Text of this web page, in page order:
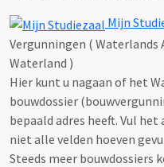
Mijn
Vergunningen ( Waterlands
Waterland )
Hier kunt u nagaan of het
bouwdossier
bepaald adres heeft. Vul het
niet alle velden hoeven
Steeds meer bouwdossiers